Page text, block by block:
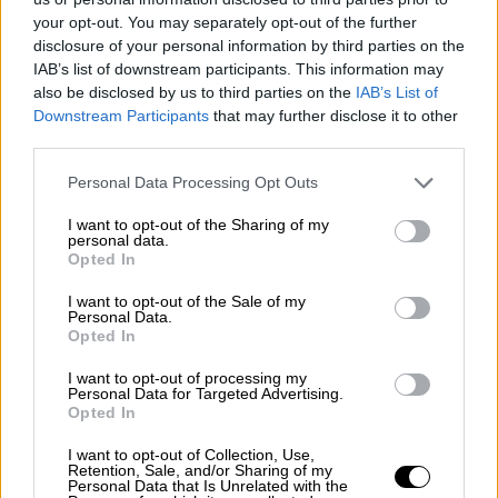
your opt-out. You may separately opt-out of the further
disclosure of your personal information by third parties on the
IAB’s list of downstream participants. This information may
also be disclosed by us to third parties on the IAB’s List of
Downstream Participants that may further disclose it to other
Personal Data Processing Opt Outs
I want to opt-out of the Sharing of my
personal data.
Opted In
I want to opt-out of the Sale of my
Personal Data.
Opted In
I want to opt-out of processing my
Personal Data for Targeted Advertising.
Opted In
I want to opt-out of Collection, Use,
Retention, Sale, and/or Sharing of my
Personal Data that Is Unrelated with the
Aunque reconoce lo difícil de estos tiempos
convulsos, recuerda también lo necesario de la
profesión. Las manos de los periodistas son
esenciales para poner orden al aluvión
informativoque acaece sobre la sociedad. En
lo digital, donde la verdad y la mentira juegan a
periodismo se ha democratizado en su vertiente
“periodismo ciudadano” , es necesario que el
profesional actúe, informe, ejerza.
En 2019 se pondrá en marcha un
modelo radical para la prensa
. El extendido
paywallen la cultura anglosajona, se traduce
en cobrar por el contenido digital en vez de su
las maneras. El modelo, dice, ha de basarse en
periodismo de calidad.
mediocres o falsas, mal redactadas, sin
fuentes fiables, con titulares engañosos, al